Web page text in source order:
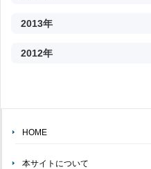
2013年
2012年
HOME
本サイトについて